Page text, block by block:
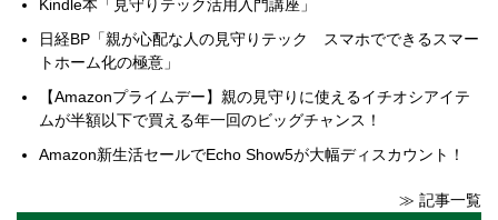
Kindle本「見守りテック活用入門講座」
日経BP「親が心配な人の見守りテック スマホでできるスマー
トホーム化の極意」
【Amazonプライムデー】親の見守りに使えるイチオシアイテ
ムが半額以下で買える年一回のビッグチャンス！
Amazon新生活セールでEcho Show5が大幅ディスカウント！
≫ 記事一覧